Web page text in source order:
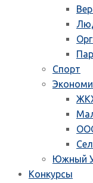
Спорт
Южный
Конкурсы